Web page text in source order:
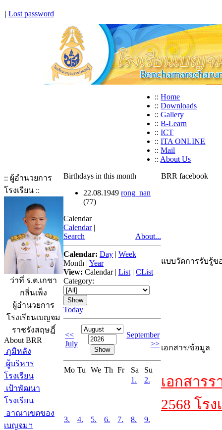
| Lost password
:: Home
:: Downloads
:: Gallery
:: B-Learn
:: ICT
:: ITA ONLINE
:: Mail
:: About Us
:: ผู้อำนวยการ
โรงเรียน ::
ว่าที่ ร.ต.เกชา
กลิ่นเพ็ง
ผู้อำนวยการ
โรงเรียนเบญจม
ราชรังสฤษฎิ์
About BRR
ภูมิหลัง
ผู้บริหาร
โรงเรียน
เป้าพัฒนา
โรงเรียน
อาณาเขตของ
เบญจมฯ
Birthdays in this month
22.08.1949 rong_nan
(77)
Calendar
Calendar |
Search
About...
Calendar: Day | Week |
Month | Year
View: Calendar| List | CList
Category:
Today
<<
July
September
>>
Mo Tu We Th Fr Sa
Su
1.
2.
3. 4. 5. 6. 7. 8. 9.
BRR facebook
แบบวัดการรับรู้ข
เอกสาร/ข้อมูล
เอกสาร
2568 โร